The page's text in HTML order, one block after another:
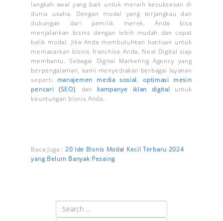
langkah awal yang baik untuk meraih kesuksesan di
dunia usaha. Dengan modal yang terjangkau dan
dukungan dari pemilik merek, Anda bisa
menjalankan bisnis dengan lebih mudah dan cepat
balik modal. Jika Anda membutuhkan bantuan untuk
memasarkan bisnis franchise Anda, Next Digital siap
membantu. Sebagai Digital Marketing Agency yang
berpengalaman, kami menyediakan berbagai layanan
seperti manajemen media sosial ,optimasi mesin
pencari (SEO), dan kampanye iklan digital
untuk
keuntungan bisnis Anda.
Baca Juga : 20 Ide Bisnis Modal Kecil Terbaru 2024
yang Belum Banyak Pesaing